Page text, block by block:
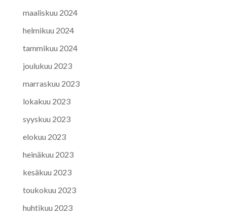
maaliskuu 2024
helmikuu 2024
tammikuu 2024
joulukuu 2023
marraskuu 2023
lokakuu 2023
syyskuu 2023
elokuu 2023
heinäkuu 2023
kesäkuu 2023
toukokuu 2023
huhtikuu 2023